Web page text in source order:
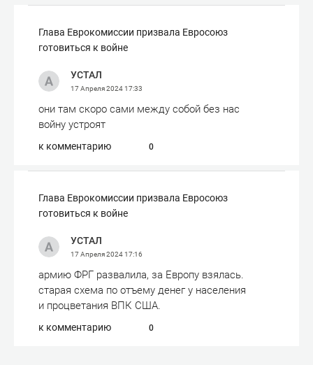
Глава Еврокомиссии призвала Евросоюз
готовиться к войне
УСТАЛ
17 Апреля 202417:33
они там скоро сами между собой без нас
войну устроят
к комментарию 0
Глава Еврокомиссии призвала Евросоюз
готовиться к войне
УСТАЛ
17 Апреля 202417:16
армию ФРГ развалила, за Европу взялась.
старая схема по отъему денег у населения
и процветания ВПК США.
к комментарию 0